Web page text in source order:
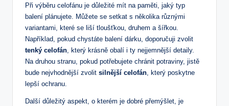
Při výběru celofánu je důležité mít na paměti, jaký typ
balení plánujete. Můžete se setkat s několika různými
variantami, které se liší tloušťkou, druhem a šířkou.
Například, pokud chystáte balení dárku, doporučuji zvolit
tenký celofán, který krásně obalí i ty nejjemnější detaily.
Na druhou stranu, pokud potřebujete chránit potraviny, jistě
bude nejvhodnější zvolit silnější celofán, který poskytne
lepší ochranu.
Další důležitý aspekt, o kterém je dobré přemýšlet, je